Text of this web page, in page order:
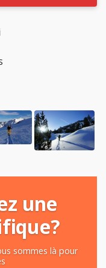
une
sommes là pour